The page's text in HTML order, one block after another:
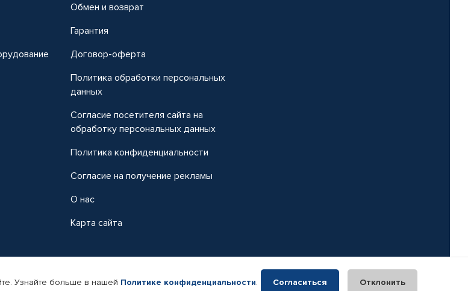
Обмен и возврат
Гарантия
Договор-оферта
Политика обработки персональных
данных
Согласие посетителя сайта на
обработку персональных данных
Политика конфиденциальности
Согласие на получение рекламы
О нас
Карта сайта
товаров Автопрофи.
Узнайте больше в нашей Политике конфиденциальности. Согласиться Отклонить